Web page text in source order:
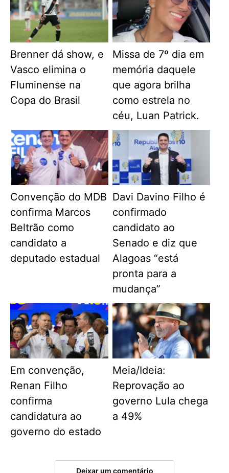
Brenner dá show, e
Vasco elimina o
Fluminense na
Copa do Brasil
Missa de 7º dia em
memória daquele
que agora brilha
como estrela no
céu, Luan Patrick.
Convenção do MDB
confirma Marcos
Beltrão como
candidato a
deputado estadual
Davi Davino Filho é
confirmado
candidato ao
Senado e diz que
Alagoas “está
pronta para a
mudança”
Em convenção,
Renan Filho
confirma
candidatura ao
governo do estado
Meia/Ideia:
Reprovação ao
governo Lula chega
a 49%
Deixar um comentário